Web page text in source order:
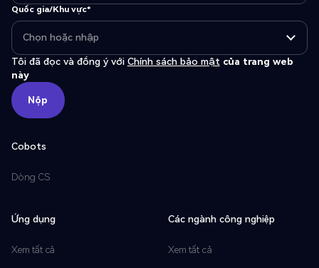
Quốc gia/Khu vực*
Tôi đã đọc và đồng ý với Chính sách bảo mật của trang web
này
Nộp
Nộp
Cobots
Dòng CS
Ứng dụng
Xem tất cả
Các ngành công nghiệp
Xem tất cả